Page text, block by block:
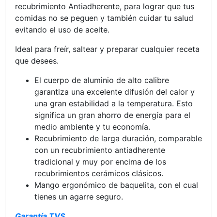
recubrimiento Antiadherente, para lograr que tus
comidas no se peguen y también cuidar tu salud
evitando el uso de aceite.
Ideal para freír, saltear y preparar cualquier receta
que desees.
El cuerpo de aluminio de alto calibre
garantiza una excelente difusión del calor y
una gran estabilidad a la temperatura. Esto
significa un gran ahorro de energía para el
medio ambiente y tu economía.
Recubrimiento de larga duración, comparable
con un recubrimiento antiadherente
tradicional y muy por encima de los
recubrimientos cerámicos clásicos.
Mango ergonómico de baquelita, con el cual
tienes un agarre seguro.